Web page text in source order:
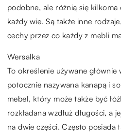
podobne, ale różnią się
każdy wie. Są także inne
cechy przez co każdy z mebli
Wersalka
To określenie używane głównie
potocznie nazywana kanapą i
mebel, który może także być
rozkładana wzdłuż długości, a
na dwie części. Często posiada